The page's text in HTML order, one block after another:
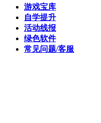
游戏宝库
自学提升
活动线报
绿色软件
常见问题/客服